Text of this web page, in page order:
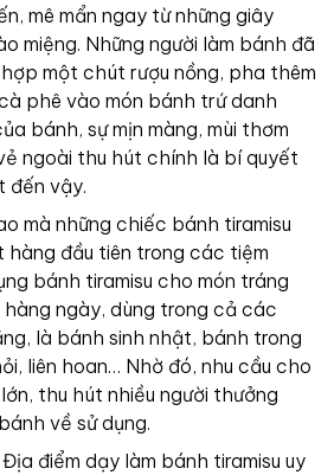
mê mẩn ngay từ những giây
miệng. Những người làm bánh đã
một chút rượu nồng, pha thêm
phê vào món bánh trứ danh
bánh, sự mịn màng, mùi thơm
ngoài thu hút chính là bí quyết
đến vậy.
mà những chiếc bánh tiramisu
hàng đầu tiên trong các tiệm
bánh tiramisu cho món tráng
ngày, dùng trong cả các
là bánh sinh nhật, bánh trong
liên hoan… Nhờ đó, nhu cầu cho
thu hút nhiều người thưởng
về sử dụng.
điểm dạy làm bánh tiramisu uy